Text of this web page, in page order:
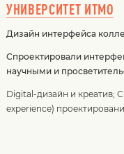
УНИВЕРСИТЕТ ИТМО
Дизайн интерфейса
Спроектировали
научными и
Digital-дизайн и креатив;
experience)